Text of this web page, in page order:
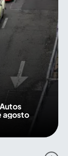
agosto